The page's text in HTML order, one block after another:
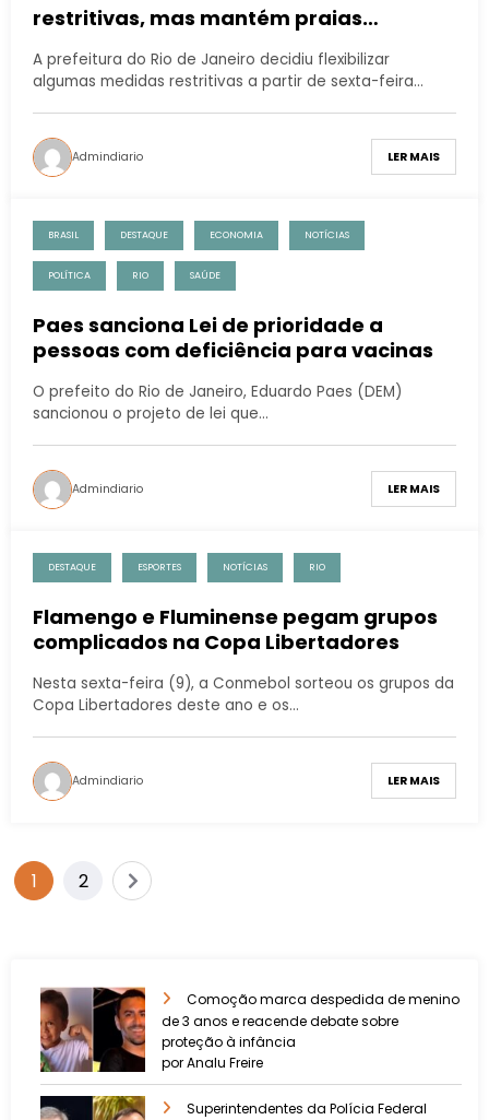
restritivas, mas mantém praias
A prefeitura do Rio de Janeiro decidiu flexibilizar
algumas medidas restritivas a partir de sexta-feira…
Admindiario LER MAIS
BRASIL DESTAQUE ECONOMIA NOTÍCIAS
POLÍTICA RIO SAÚDE
Paes sanciona Lei de prioridade a
pessoas com deficiência para vacinas
O prefeito do Rio de Janeiro, Eduardo Paes (DEM)
sancionou o projeto de lei que…
Admindiario LER MAIS
DESTAQUE ESPORTES NOTÍCIAS RIO
Flamengo e Fluminense pegam grupos
complicados na Copa Libertadores
Nesta sexta-feira (9), a Conmebol sorteou os grupos da
Copa Libertadores deste ano e os…
Admindiario LER MAIS
1 2
Comoção marca despedida de menino
de 3 anos e reacende debate sobre
proteção à infância
por Analu Freire
Superintendentes da Polícia Federal